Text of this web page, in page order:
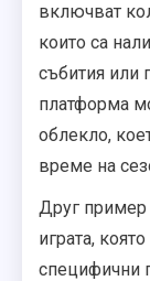
включват
които са
събития или
платформа
облекло,
време на
Друг пример
играта,
специфични